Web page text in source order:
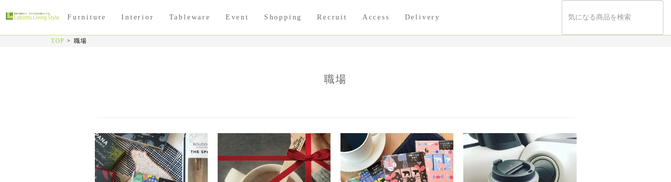
Furniture Interior Tableware Event Shopping Recruit Access Delivery
TOP > 職場
職場